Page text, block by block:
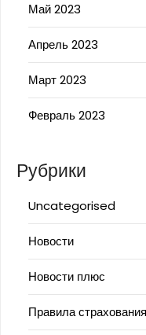
Май 2023
Апрель 2023
Март 2023
Февраль 2023
Рубрики
Uncategorised
Новости
Новости плюс
Правила страхования